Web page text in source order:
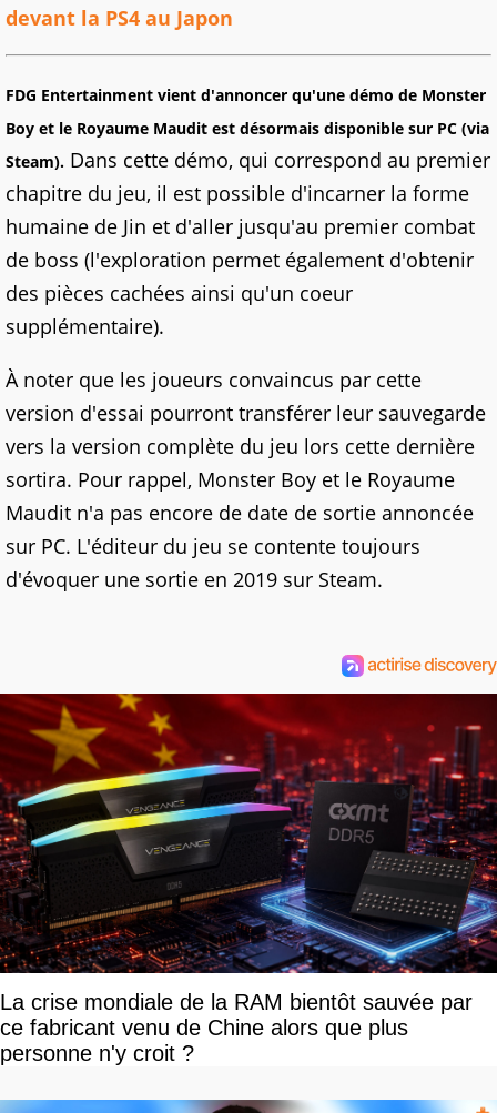
devant la PS4 au Japon
FDG Entertainment vient d'annoncer qu'une démo de Monster
Boy et le Royaume Maudit est désormais disponible sur PC (via
Steam). Dans cette démo, qui correspond au premier
chapitre du jeu, il est possible d'incarner la forme
humaine de Jin et d'aller jusqu'au premier combat
de boss (l'exploration permet également d'obtenir
des pièces cachées ainsi qu'un coeur
supplémentaire).
À noter que les joueurs convaincus par cette
version d'essai pourront transférer leur sauvegarde
vers la version complète du jeu lors cette dernière
sortira. Pour rappel, Monster Boy et le Royaume
Maudit n'a pas encore de date de sortie annoncée
sur PC. L'éditeur du jeu se contente toujours
d'évoquer une sortie en 2019 sur Steam.
La crise mondiale de la RAM bientôt sauvée par
ce fabricant venu de Chine alors que plus
personne n'y croit ?